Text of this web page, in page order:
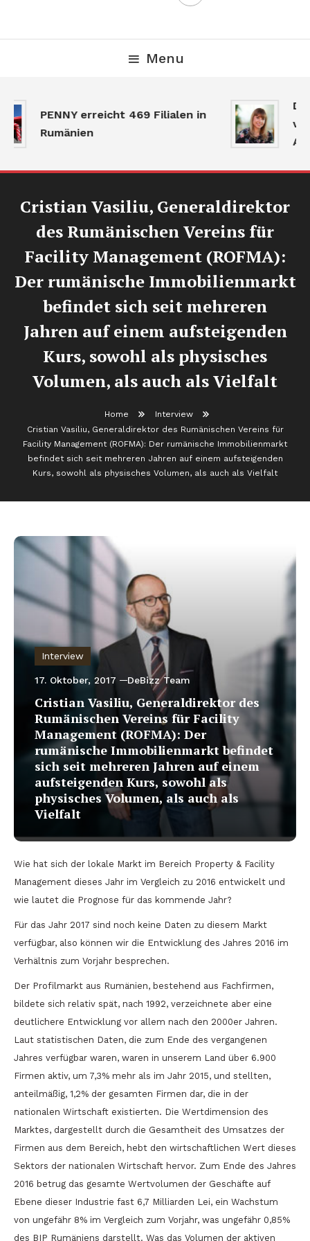
Menu
PENNY erreicht 469 Filialen in
Rumänien
Cristian Vasiliu, Generaldirektor
des Rumänischen Vereins für
Facility Management (ROFMA):
Der rumänische Immobilienmarkt
befindet sich seit mehreren
Jahren auf einem aufsteigenden
Kurs, sowohl als physisches
Volumen, als auch als Vielfalt
Home
Interview
Cristian Vasiliu, Generaldirektor des Rumänischen Vereins für
Facility Management (ROFMA): Der rumänische Immobilienmarkt
befindet sich seit mehreren Jahren auf einem aufsteigenden
Kurs, sowohl als physisches Volumen, als auch als Vielfalt
Interview
17. Oktober, 2017 DeBizz Team
Cristian Vasiliu, Generaldirektor des
Rumänischen Vereins für Facility
Management (ROFMA): Der
rumänische Immobilienmarkt befindet
sich seit mehreren Jahren auf einem
aufsteigenden Kurs, sowohl als
physisches Volumen, als auch als
Vielfalt
Wie hat sich der lokale Markt im Bereich Property & Facility
Management dieses Jahr im Vergleich zu 2016 entwickelt und
wie lautet die Prognose für das kommende Jahr?
Für das Jahr 2017 sind noch keine Daten zu diesem Markt
verfügbar, also können wir die Entwicklung des Jahres 2016 im
Verhältnis zum Vorjahr besprechen.
Der Profilmarkt aus Rumänien, bestehend aus Fachfirmen,
bildete sich relativ spät, nach 1992, verzeichnete aber eine
deutlichere Entwicklung vor allem nach den 2000er Jahren.
Laut statistischen Daten, die zum Ende des vergangenen
Jahres verfügbar waren, waren in unserem Land über 6.900
Firmen aktiv, um 7,3% mehr als im Jahr 2015, und stellten,
anteilmäßig, 1,2% der gesamten Firmen dar, die in der
nationalen Wirtschaft existierten. Die Wertdimension des
Marktes, dargestellt durch die Gesamtheit des Umsatzes der
Firmen aus dem Bereich, hebt den wirtschaftlichen Wert dieses
Sektors der nationalen Wirtschaft hervor. Zum Ende des Jahres
2016 betrug das gesamte Wertvolumen der Geschäfte auf
Ebene dieser Industrie fast 6,7 Milliarden Lei, ein Wachstum
von ungefähr 8% im Vergleich zum Vorjahr, was ungefähr 0,85%
des BIP Rumäniens darstellt. Was das Volumen der aktiven